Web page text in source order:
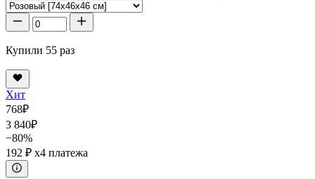
Купили 55 раз
Хит
768₽
3 840₽
−80%
192 ₽ x4 платежа